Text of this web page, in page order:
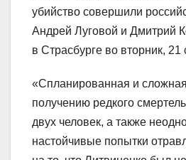
убийство совершили
Андрей Луговой и Дмитрий
в Страсбурге во вторник, 21
«Спланированная и
получению редкого
двух человек, а также
настойчивые попытки